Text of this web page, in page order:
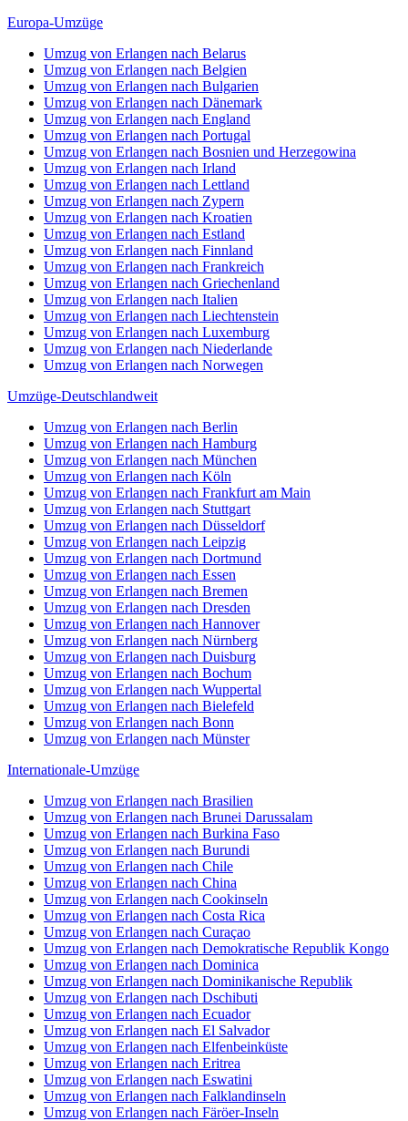
Europa-Umzüge
Umzug von Erlangen nach Belarus
Umzug von Erlangen nach Belgien
Umzug von Erlangen nach Bulgarien
Umzug von Erlangen nach Dänemark
Umzug von Erlangen nach England
Umzug von Erlangen nach Portugal
Umzug von Erlangen nach Bosnien und Herzegowina
Umzug von Erlangen nach Irland
Umzug von Erlangen nach Lettland
Umzug von Erlangen nach Zypern
Umzug von Erlangen nach Kroatien
Umzug von Erlangen nach Estland
Umzug von Erlangen nach Finnland
Umzug von Erlangen nach Frankreich
Umzug von Erlangen nach Griechenland
Umzug von Erlangen nach Italien
Umzug von Erlangen nach Liechtenstein
Umzug von Erlangen nach Luxemburg
Umzug von Erlangen nach Niederlande
Umzug von Erlangen nach Norwegen
Umzüge-Deutschlandweit
Umzug von Erlangen nach Berlin
Umzug von Erlangen nach Hamburg
Umzug von Erlangen nach München
Umzug von Erlangen nach Köln
Umzug von Erlangen nach Frankfurt am Main
Umzug von Erlangen nach Stuttgart
Umzug von Erlangen nach Düsseldorf
Umzug von Erlangen nach Leipzig
Umzug von Erlangen nach Dortmund
Umzug von Erlangen nach Essen
Umzug von Erlangen nach Bremen
Umzug von Erlangen nach Dresden
Umzug von Erlangen nach Hannover
Umzug von Erlangen nach Nürnberg
Umzug von Erlangen nach Duisburg
Umzug von Erlangen nach Bochum
Umzug von Erlangen nach Wuppertal
Umzug von Erlangen nach Bielefeld
Umzug von Erlangen nach Bonn
Umzug von Erlangen nach Münster
Internationale-Umzüge
Umzug von Erlangen nach Brasilien
Umzug von Erlangen nach Brunei Darussalam
Umzug von Erlangen nach Burkina Faso
Umzug von Erlangen nach Burundi
Umzug von Erlangen nach Chile
Umzug von Erlangen nach China
Umzug von Erlangen nach Cookinseln
Umzug von Erlangen nach Costa Rica
Umzug von Erlangen nach Curaçao
Umzug von Erlangen nach Demokratische Republik Kongo
Umzug von Erlangen nach Dominica
Umzug von Erlangen nach Dominikanische Republik
Umzug von Erlangen nach Dschibuti
Umzug von Erlangen nach Ecuador
Umzug von Erlangen nach El Salvador
Umzug von Erlangen nach Elfenbeinküste
Umzug von Erlangen nach Eritrea
Umzug von Erlangen nach Eswatini
Umzug von Erlangen nach Falklandinseln
Umzug von Erlangen nach Färöer-Inseln